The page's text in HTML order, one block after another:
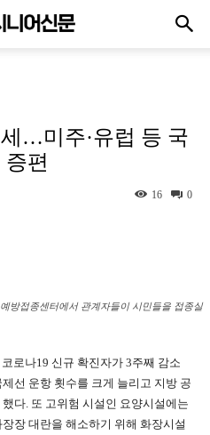
…미주·유럽 등 국
증편
0
16
방접종센터에서 관계자들이 시민들을 접종실
로나19 신규 확진자가 3주째 감소
선 운항 횟수를 크게 늘리고 지방 공
다. 또 고위험 시설인 요양시설에는
장 대란을 해소하기 위해 화장시설